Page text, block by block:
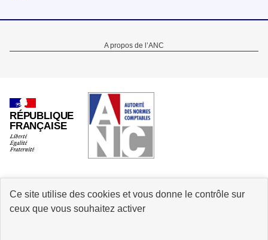
Ce site utilise des cookies et vous donne le contrôle sur
ceux que vous souhaitez activer
page
A propos de l’ANC
RÉPUBLIQUE
FRANÇAISE
info.gouv.fr service-public.gouv.fr